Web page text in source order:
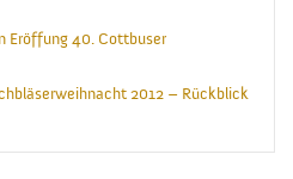
Eröffung 40. Cottbuser
2012 – Rückblick